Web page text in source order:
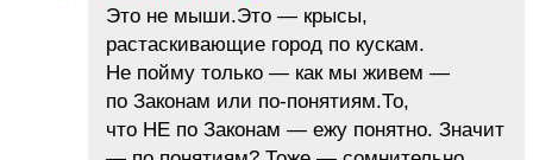
Это не мыши.Это — крысы,
растаскивающие город по кускам.
Не пойму только — как мы живем —
по Законам или по-понятиям.То,
что НЕ по Законам — ежу понятно. Значит